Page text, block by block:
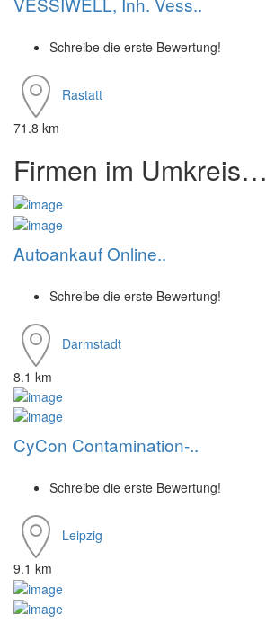
Schreibe die erste Bewertung!
Rastatt
71.8 km
Firmen im Umkreis…
Autoankauf Online..
Schreibe die erste Bewertung!
Darmstadt
8.1 km
CyCon Contamination-..
Schreibe die erste Bewertung!
Leipzig
9.1 km